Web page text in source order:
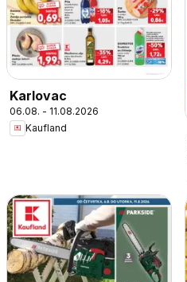
Karlovac
06.08. - 11.08.2026
Kaufland